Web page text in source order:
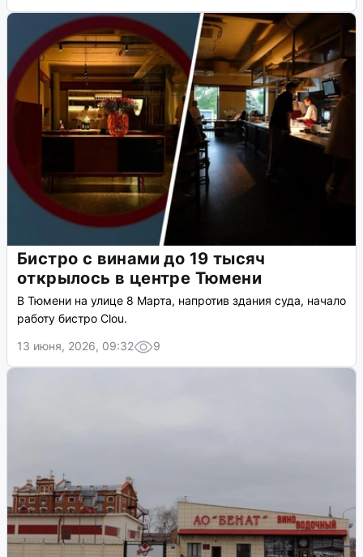
Бистро с винами до 19 тысяч
открылось в центре Тюмени
В Тюмени на улице 8 Марта, напротив здания суда, начало
работу бистро Clou.
13 июня, 2026, 09:32
9